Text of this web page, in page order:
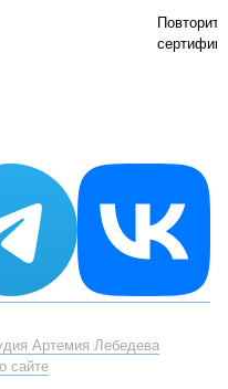
Артемия Лебедева
сайте